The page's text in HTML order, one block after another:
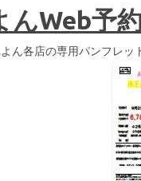
んWeb予
ん各店の専用パンフレッ